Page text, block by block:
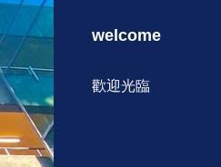
welcome
歡迎光臨